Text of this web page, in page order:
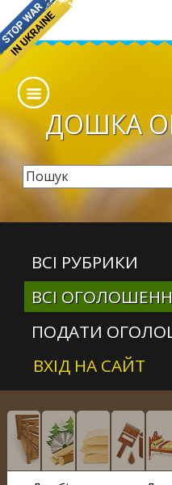
ДОШКА
ВСІ РУБРИКИ
ВСІ
ПОДАТИ
ВХІД НА САЙТ